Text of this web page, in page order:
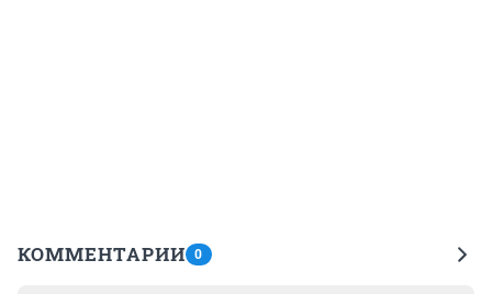
КОММЕНТАРИИ 0